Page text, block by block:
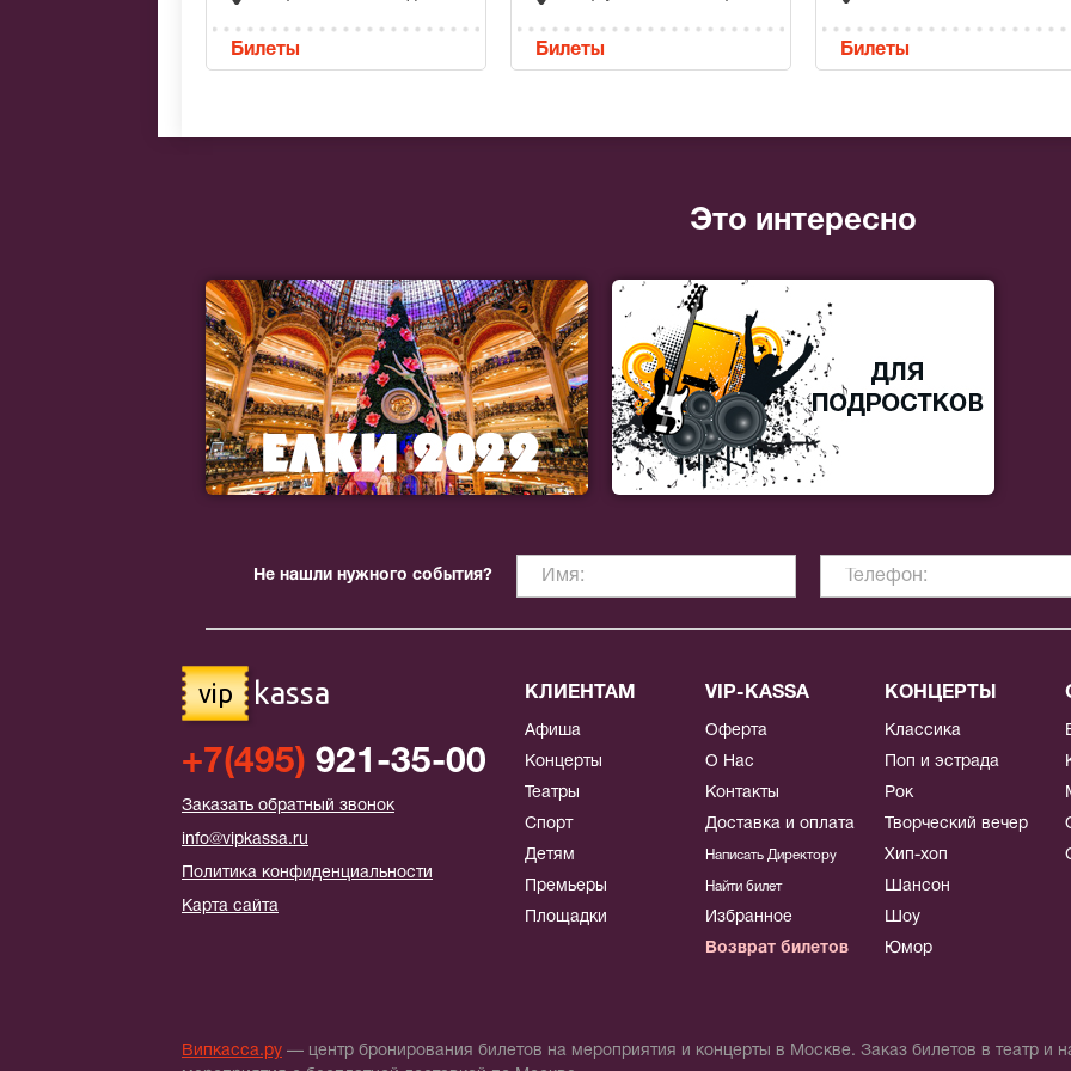
Билеты Билеты Билеты
Это интересно
Не нашли нужного события?
vip kassa
+7(495) 921-35-00
Заказать обратный звонок
info@vipkassa.ru
Политика конфиденциальности
Карта сайта
КЛИЕНТАМ
Афиша
Концерты
Театры
Спорт
Детям
Премьеры
Площадки
VIP-KASSA
Оферта
О Нас
Контакты
Доставка и оплата
Написать Директору
Найти билет
Избранное
Возврат билетов
КОНЦЕРТЫ
Классика
Поп и эстрада
Рок
Творческий вечер
Хип-хоп
Шансон
Шоу
Юмор
Випкасса.ру — центр бронирования билетов на мероприятия и концерты в Москве. Заказ билетов в театр и